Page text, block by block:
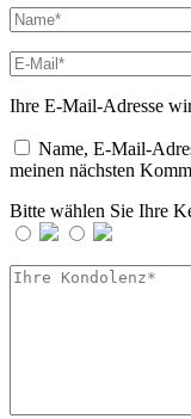
Ihre E-Mail-Adresse
Name, E-Mail-
meinen nächsten
Bitte wählen Sie Ihre